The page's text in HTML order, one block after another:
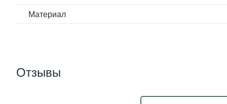
Материал
Отзывы